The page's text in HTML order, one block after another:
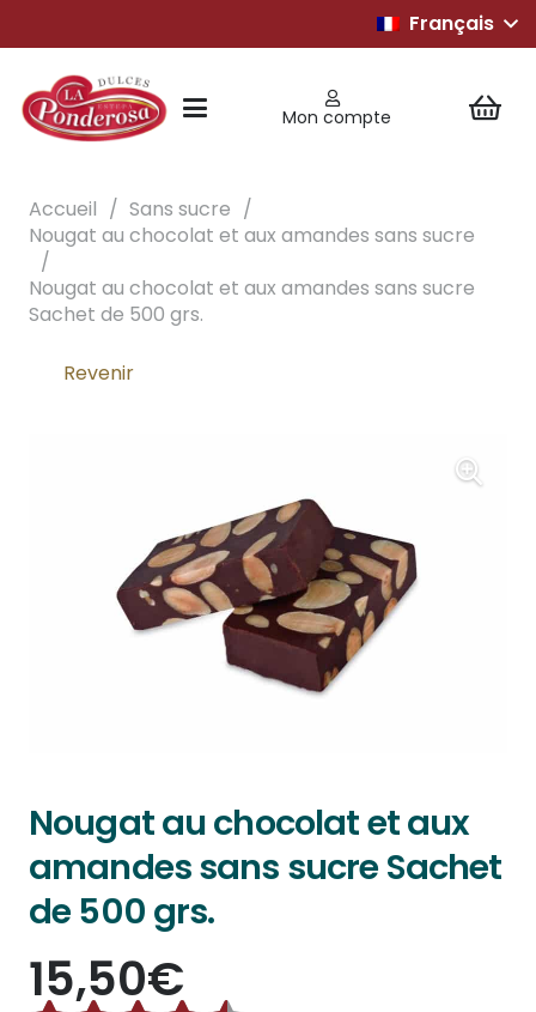
Français
Mon compte
Accueil / Sans sucre /
Nougat au chocolat et aux amandes sans sucre
/
Nougat au chocolat et aux amandes sans sucre
Sachet de 500 grs.
Revenir
Nougat au chocolat et aux
amandes sans sucre Sachet
de 500 grs.
15,50€